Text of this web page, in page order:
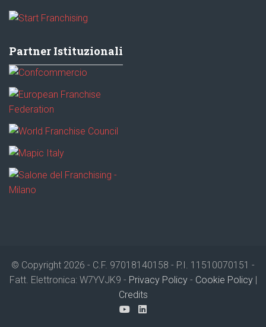
Partner Istituzionali
© Copyright 2026 - C.F. 97018140158 - P.I. 11510070151 -
Fatt. Elettronica: W7YVJK9 - Privacy Policy- Cookie Policy|
Credits